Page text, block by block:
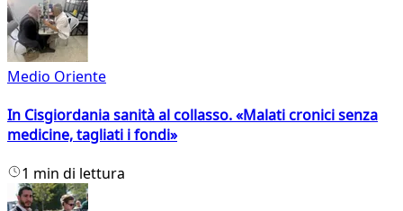
Medio Oriente
In Cisgiordania sanità al collasso. «Malati cronici senza
medicine, tagliati i fondi»
1 min di lettura